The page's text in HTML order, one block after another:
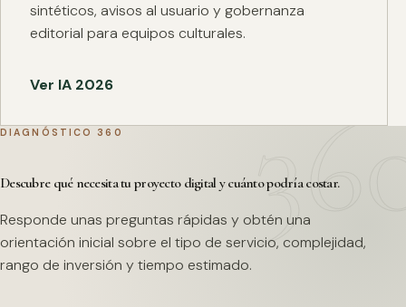
sintéticos, avisos al usuario y gobernanza
editorial para equipos culturales.
Ver IA 2026
DIAGNÓSTICO 360
Descubre qué necesita tu proyecto digital y cuánto podría costar.
Responde unas preguntas rápidas y obtén una
orientación inicial sobre el tipo de servicio, complejidad,
rango de inversión y tiempo estimado.